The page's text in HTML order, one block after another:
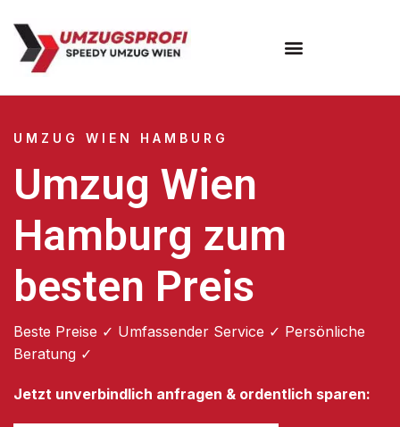
UMZUG WIEN HAMBURG
Umzug Wien
Hamburg zum
besten Preis
Beste Preise ✓ Umfassender Service ✓ Persönliche
Beratung ✓
Jetzt unverbindlich anfragen & ordentlich sparen: